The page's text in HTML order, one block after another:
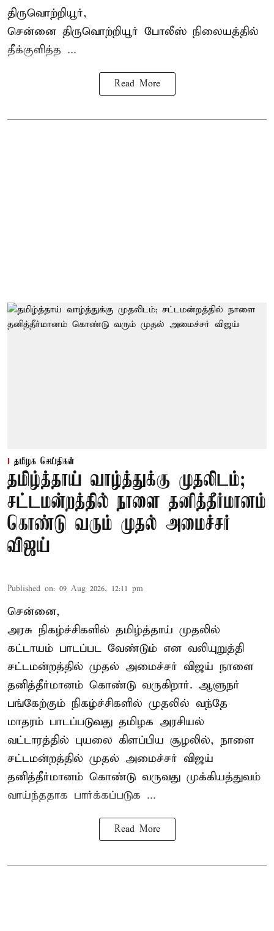
திருவொற்றியூர்,
சென்னை திருவொற்றியூர் போலீஸ் நிலையத்தில்
தீக்குளித்த ...
Read More
தமிழக செய்திகள்
தமிழ்த்தாய் வாழ்த்துக்கு முதலிடம்;
சட்டமன்றத்தில் நாளை தனித்தீர்மானம்
கொண்டு வரும் முதல் அமைச்சர்
விஜய்
Published on: 09 Aug 2026, 12:11 pm
சென்னை,
அரசு நிகழ்ச்சிகளில் தமிழ்த்தாய் முதலில்
கட்டாயம் பாடப்பட வேண்டும் என வலியுறுத்தி
சட்டமன்றத்தில் முதல் அமைச்சர் விஜய் நாளை
தனித்தீர்மானம் கொண்டு வருகிறார். ஆளுநர்
பங்கேற்கும் நிகழ்ச்சிகளில் முதலில் வந்தே
மாதரம் பாடப்படுவது தமிழக அரசியல்
வட்டாரத்தில் புயலை கிளப்பிய சூழலில், நாளை
சட்டமன்றத்தில் முதல் அமைச்சர் விஜய்
தனித்தீர்மானம் கொண்டு வருவது முக்கியத்துவம்
வாய்ந்ததாக பார்க்கப்படுக ...
Read More